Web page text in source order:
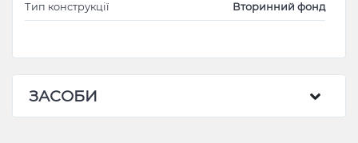
Тип конструкції Вторинний фонд
ЗАСОБИ